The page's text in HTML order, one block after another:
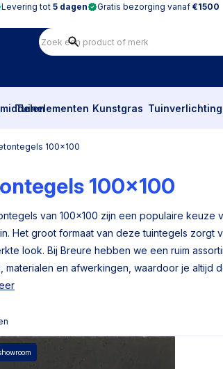
Levering tot 5 dagen Gratis bezorging vanaf €1500
Tuinelementen Kunstgras Tuinverlichting
100x100
100x100
van 100x100 zijn een populaire
Het groot formaat van deze tuintegels zorgt
look. Bij Breure hebben we een ruim
materialen en afwerkingen, waardoor je altijd